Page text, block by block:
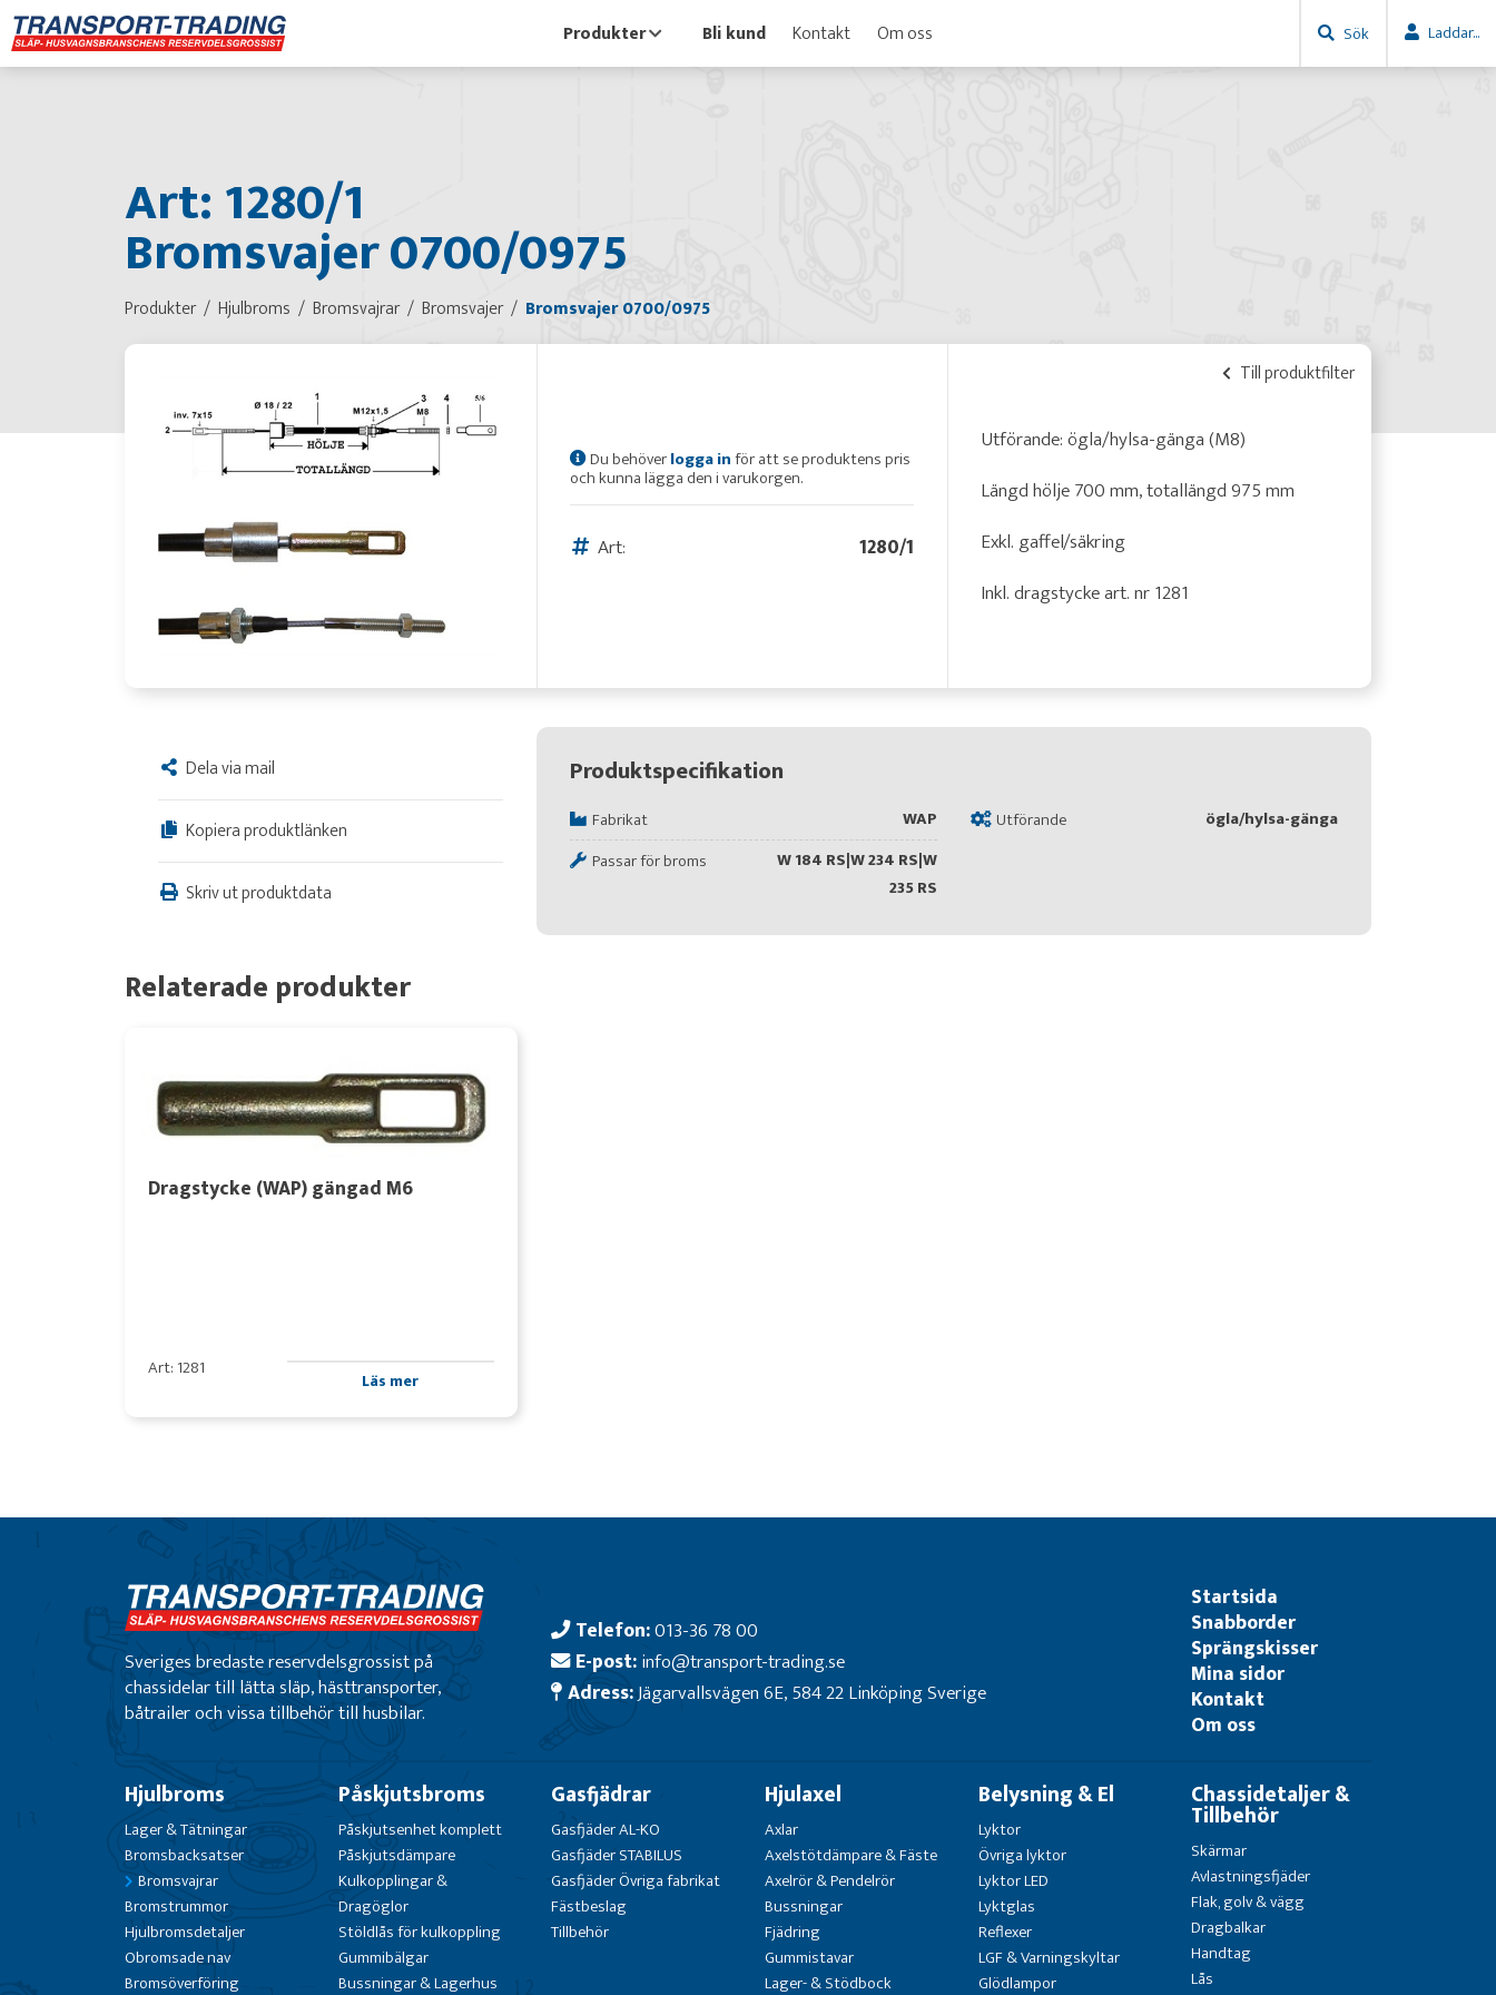
Produkter Bli kund Kontakt Om oss Sök Laddar...
Art: 1280/1
Bromsvajer 0700/0975
Produkter Hjulbroms Bromsvajrar Bromsvajer Bromsvajer 0700/0975
Till produktfilter
Du behöverlogga inför att se produktens pris
och kunna lägga den i varukorgen.
Art: 1280/1
Utförande: ögla/hylsa-gänga (M8)
Längd hölje 700 mm, totallängd 975 mm
Exkl. gaffel/säkring
Inkl. dragstycke art. nr 1281
Dela via mail
Kopiera produktlänken
Skriv ut produktdata
Produktspecifikation
Fabrikat WAP Utförande
ögla/hylsa-gänga
Passar för broms
W 184 RS|W 234 RS|W
235 RS
Relaterade produkter
Dragstycke (WAP) gängad M6
Art: 1281 Läs mer
Sveriges bredaste reservdelsgrossist på
chassidelar till lätta släp, hästtransporter,
båtrailer och vissa tillbehör till husbilar.
Telefon:013-36 78 00
E-post:info@transport-trading.se
Adress:Jägarvallsvägen 6E, 584 22 Linköping Sverige
Startsida
Snabborder
Sprängskisser
Mina sidor
Kontakt
Om oss
Hjulbroms
Lager & Tätningar
Bromsbacksatser
Bromsvajrar
Bromstrummor
Hjulbromsdetaljer
Obromsade nav
Bromsöverföring
Påskjutsbroms
Påskjutsenhet komplett
Påskjutsdämpare
Kulkopplingar &
Dragöglor
Stöldlås för kulkoppling
Gummibälgar
Bussningar & Lagerhus
Gasfjädrar
Gasfjäder AL-KO
Gasfjäder STABILUS
Gasfjäder Övriga fabrikat
Fästbeslag
Tillbehör
Hjulaxel
Axlar
Axelstötdämpare & Fäste
Axelrör & Pendelrör
Bussningar
Fjädring
Gummistavar
Lager- & Stödbock
Belysning & El
Lyktor
Övriga lyktor
Lyktor LED
Lyktglas
Reflexer
LGF & Varningskyltar
Glödlampor
Chassidetaljer &
Tillbehör
Skärmar
Avlastningsfjäder
Flak, golv & vägg
Dragbalkar
Handtag
Lås